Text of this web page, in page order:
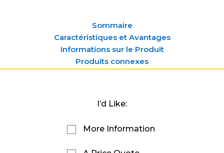
Sommaire
Caractéristiques et Avantages
Informations sur le Produit
Produits connexes
I’d Like:
More Information